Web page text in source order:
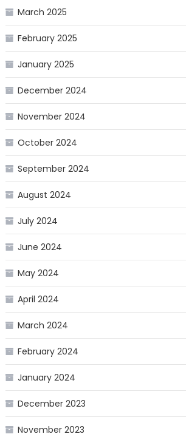
March 2025
February 2025
January 2025
December 2024
November 2024
October 2024
September 2024
August 2024
July 2024
June 2024
May 2024
April 2024
March 2024
February 2024
January 2024
December 2023
November 2023